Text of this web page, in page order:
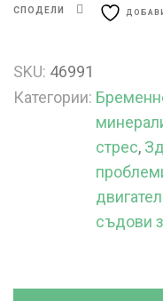
СПОДЕЛИ
SKU: 46991
Категории:
стрес,
съдови